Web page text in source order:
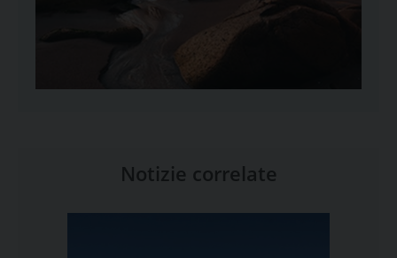
Notizie correlate